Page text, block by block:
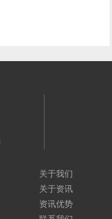
关于我们
关于资讯
资讯优势